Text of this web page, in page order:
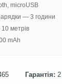
microUSB
— 3 години
метрів
mAh
Гарантія: 2